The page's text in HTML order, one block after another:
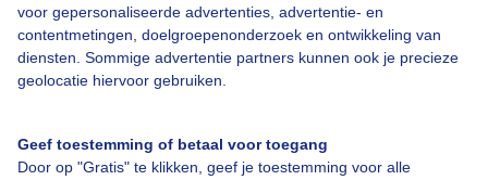
voor gepersonaliseerde advertenties, advertentie- en
contentmetingen, doelgroepenonderzoek en ontwikkeling van
diensten. Sommige advertentie partners kunnen ook je precieze
geolocatie hiervoor gebruiken.
Geef toestemming of betaal voor toegang
Door op "Gratis" te klikken, geef je toestemming voor alle
Bedrijfsgegevens